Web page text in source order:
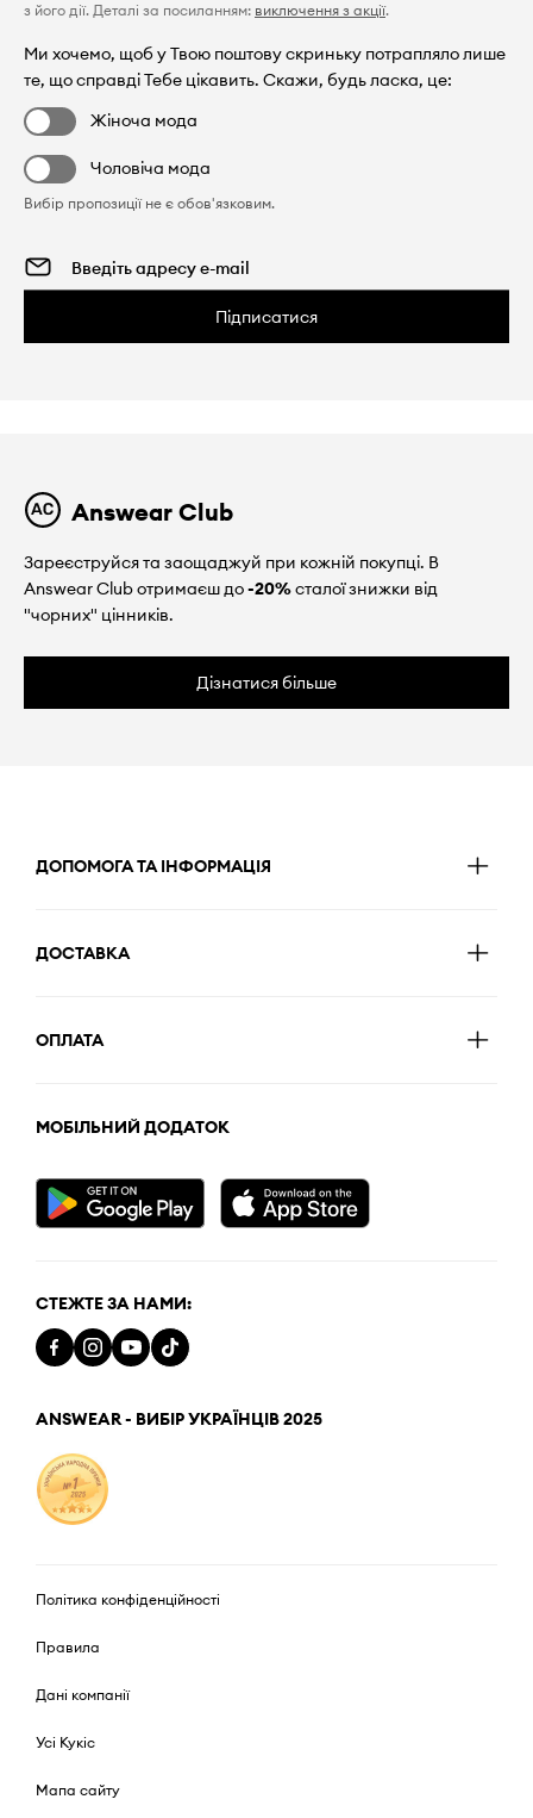
з його дії. Деталі за посиланням: виключення з акції.
Ми хочемо, щоб у Твою поштову скриньку потрапляло лише
те, що справді Тебе цікавить. Скажи, будь ласка, це:
Жіноча мода
Чоловіча мода
Вибір пропозиції не є обов'язковим.
Підписатися
Answear Club
Зареєструйся та заощаджуй при кожній покупці. В
Answear Club отримаєш до-20%сталої знижки від
"чорних" цінників.
Дізнатися більше
ДОПОМОГА ТА ІНФОРМАЦІЯ
ДОСТАВКА
ОПЛАТА
МОБІЛЬНИЙ ДОДАТОК
СТЕЖТЕ ЗА НАМИ:
ANSWEAR - ВИБІР УКРАЇНЦІВ 2025
Політика конфіденційності
Правила
Дані компанії
Усі Кукіс
Мапа сайту